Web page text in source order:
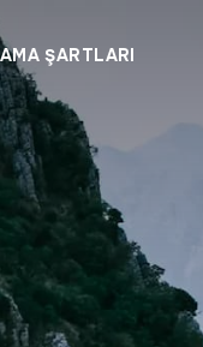
ŞARTLARI